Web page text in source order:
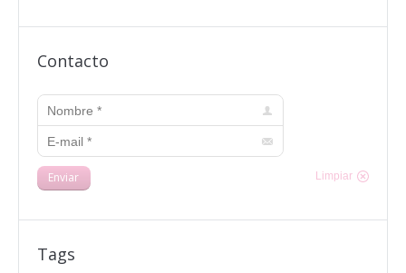
Contacto
Nombre *
E-mail *
Enviar Limpiar
Tags